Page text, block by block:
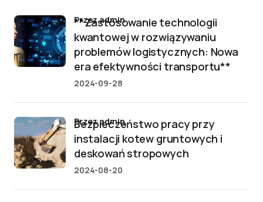
**Zastosowanie technologii
kwantowej w rozwiązywaniu
problemów logistycznych: Nowa
era efektywności transportu**
przez admin
2024-09-28
Bezpieczeństwo pracy przy
instalacji kotew gruntowych i
deskowań stropowych
przez admin
2024-08-20